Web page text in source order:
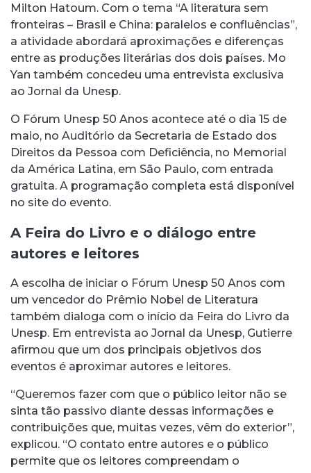
Milton Hatoum. Com o tema “A literatura sem
fronteiras – Brasil e China: paralelos e confluências”,
a atividade abordará aproximações e diferenças
entre as produções literárias dos dois países. Mo
Yan também concedeu uma entrevista exclusiva
ao Jornal da Unesp.
O Fórum Unesp 50 Anos acontece até o dia 15 de
maio, no Auditório da Secretaria de Estado dos
Direitos da Pessoa com Deficiência, no Memorial
da América Latina, em São Paulo, com entrada
gratuita. A programação completa está disponível
no site do evento.
A Feira do Livro e o diálogo entre
autores e leitores
A escolha de iniciar o Fórum Unesp 50 Anos com
um vencedor do Prêmio Nobel de Literatura
também dialoga com o início da Feira do Livro da
Unesp. Em entrevista ao Jornal da Unesp, Gutierre
afirmou que um dos principais objetivos dos
eventos é aproximar autores e leitores.
“Queremos fazer com que o público leitor não se
sinta tão passivo diante dessas informações e
contribuições que, muitas vezes, vêm do exterior”,
explicou. “O contato entre autores e o público
permite que os leitores compreendam o